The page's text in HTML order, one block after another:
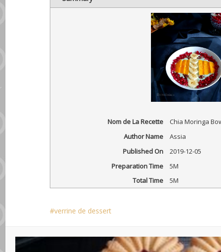
Nom de La Recette
Chia Moringa
Author Name
Assia
Published On
2019-12-05
Preparation Time
5M
Total Time
5M
verrine de dessert